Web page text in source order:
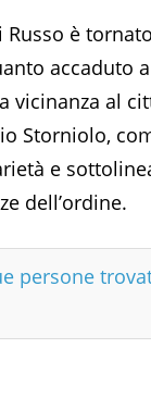
è
accaduto
vicinanza al
Storniolo,
e
dell’ordine.
persone